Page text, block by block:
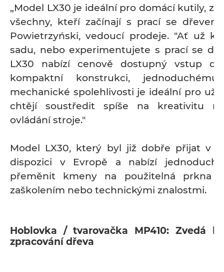
„Model LX30 je ideální pro domácí kutily,
všechny, kteří začínají s prací se
Powietrzyński, vedoucí prodeje. "Ať už
sadu, nebo experimentujete s prací se
LX30 nabízí cenově dostupný vstup
kompaktní konstrukci,
mechanické spolehlivosti je ideální pro
chtějí soustředit spíše na kreativitu
ovládání stroje."
Model LX30, který byl již dobře přijat v
dispozici v Evropě a nabízí
přeměnit kmeny na použitelná prkna
zaškolením nebo technickými znalostmi.
Hoblovka / tvarovačka MP410: Zvedá
zpracování dřeva